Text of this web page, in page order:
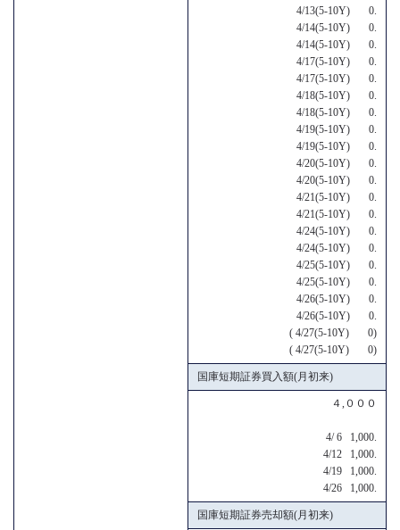
4/13(5-10Y) 0.
4/14(5-10Y) 0.
4/14(5-10Y) 0.
4/17(5-10Y) 0.
4/17(5-10Y) 0.
4/18(5-10Y) 0.
4/18(5-10Y) 0.
4/19(5-10Y) 0.
4/19(5-10Y) 0.
4/20(5-10Y) 0.
4/20(5-10Y) 0.
4/21(5-10Y) 0.
4/21(5-10Y) 0.
4/24(5-10Y) 0.
4/24(5-10Y) 0.
4/25(5-10Y) 0.
4/25(5-10Y) 0.
4/26(5-10Y) 0.
4/26(5-10Y) 0.
( 4/27(5-10Y) 0)
( 4/27(5-10Y) 0)
国庫短期証券買入額(月初来)
４,０００
4/ 6 1,000.
4/12 1,000.
4/19 1,000.
4/26 1,000.
国庫短期証券売却額(月初来)